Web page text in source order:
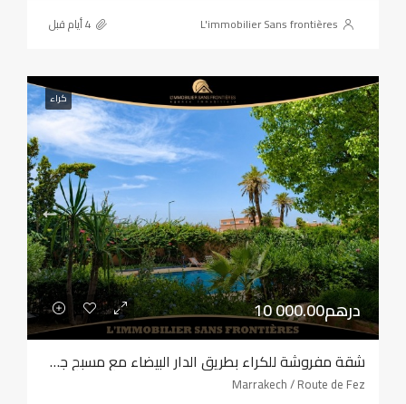
L'immobilier Sans frontières
كراء
10 000.00درهم
شقة مفروشة للكراء بطريق الدار البيضاء مع مسبح جماعي
Marrakech / Route de Fez